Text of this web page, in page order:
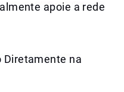
apoie a rede
Diretamente na